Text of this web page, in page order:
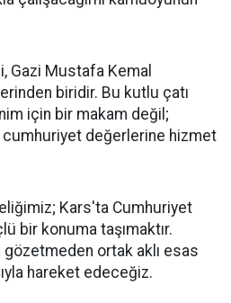
Gazi Mustafa Kemal
biridir. Bu kutlu çatı
için bir makam değil;
cumhuriyet değerlerine hizmet
Kars'ta Cumhuriyet
bir konuma taşımaktır.
gözetmeden ortak aklı esas
hareket edeceğiz.